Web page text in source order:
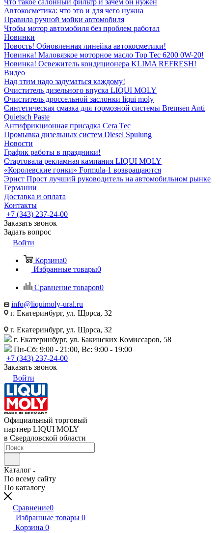
Что такое салонный фильтр и зачем он нужен
Автокосметика: что это и для чего нужна
Правила ручной мойки автомобиля
Чтобы мотор автомобиля без проблем работал
Новинки
Новость! Обновленная линейка автокосметики!
Новинка! Маловязкое моторное масло Top Tec 6200 0W-20!
Новинка! Освежитель кондиционера KLIMA REFRESH!
Видео
Над этим надо задуматься каждому!
Очиститель дизельного впуска LIQUI MOLY
Очиститель дроссельной заслонки liqui moly
Синтетическая смазка для тормозной системы Bremsen Anti
Quietsch Paste
Антифрикционная присадка Cera Tec
Промывка дизельных систем Diesel Spulung
Новости
График работы в праздники!
Стартовала рекламная кампания LIQUI MOLY
«Королевские гонки» Formula-1 возвращаются
Эрнст Прост лучший руководитель на автомобильном рынке
Германии
Доставка и оплата
Контакты
+7 (343) 237-24-00
Заказать звонок
Задать вопрос
Войти
Корзина0
Избранные товары0
Сравнение товаров0
info@liquimoly-ural.ru
г. Екатеринбург, ул. Щорса, 32
г. Екатеринбург, ул. Щорса, 32
г. Екатеринбург, ул. Бакинских Комиссаров, 58
Пн-Сб: 9:00 - 21:00, Вс: 9:00 - 19:00
+7 (343) 237-24-00
Заказать звонок
Войти
Официальный торговый
партнер LIQUI MOLY
в Свердловской области
Каталог
По всему сайту
По каталогу
Сравнение0
Избранные товары 0
Корзина 0